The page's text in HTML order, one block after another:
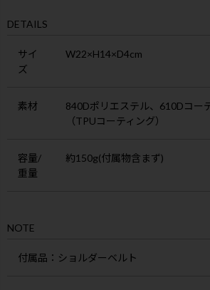
DETAILS
サイ
ズ
W22×H14×D4cm
素材
840Dポリエステル、610Dコー
（TPUコーティング）
容量/
重量
約150g(付属物含まず)
NOTE
付属品 ：ショルダーベルト